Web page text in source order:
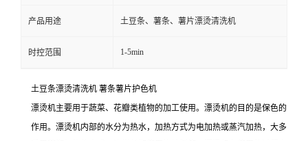
产品用途 土豆条、薯条、薯片漂烫清洗机
时控范围 1-5min
土豆条漂烫清洗机 薯条薯片护色机
漂烫机主要用于蔬菜、花瓣类植物的加工使用。漂烫机的目的是保色的
作用。漂烫机内部的水分为热水，加热方式为电加热或蒸汽加热，大多